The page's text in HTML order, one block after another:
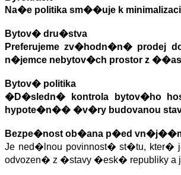
Na�e politika sm��uje k
Bytov� dru�stva
Preferujeme zv�hodn�n� prodej
n�jemce nebytov�ch prostor z
Bytov� politika
�D�sledn� kontrola bytov�ho
hypote�n�� �v�ry budovanou
Bezpe�nost ob�ana p�ed
Je ned�lnou povinnost� st�tu, kter�
odvozen� z �stavy �esk� republiky